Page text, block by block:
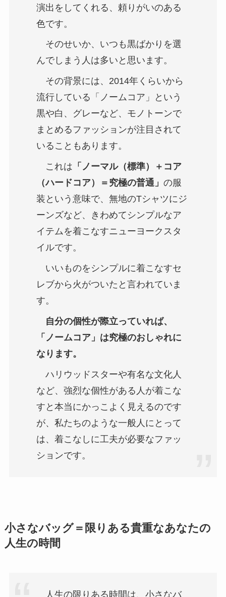
演出をしてくれる、頼りがいのある
色です。
そのせいか、いつも黒ばかりを選
んでしまう人は多いと思います。
その背景には、2014年くらいから
流行している「ノームコア」という
黒や白、グレーなど、モノトーンで
まとめるファッションが注目されて
いることもあります。
これは 「ノーマル（標準）＋コア
（ハードコア）＝究極の普通」 の服
装という意味で、無地のTシャツにジ
ーンズなど、きわめてシンプルなア
イテムを着こなすニューヨークスタ
イルです。
いいものをシンプルに着こなすセ
レブから火がついたと言われていま
す。
自分の個性が際立っていれば、
「ノームコア」は究極のおしゃれに
なります。
ハリウッドスターや有名な文化人
など、強烈な個性がある人が着こな
すと本当にかっこよく見えるのです
が、私たちのような一般人にとって
は、着こなしに工夫が必要なファッ
ションです。
小さなバッグ＝限りある貴重なあなたの
人生の時間
人生の限りある時間は、小さなバ